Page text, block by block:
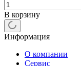
В корзину
Информация
О компании
Сервис